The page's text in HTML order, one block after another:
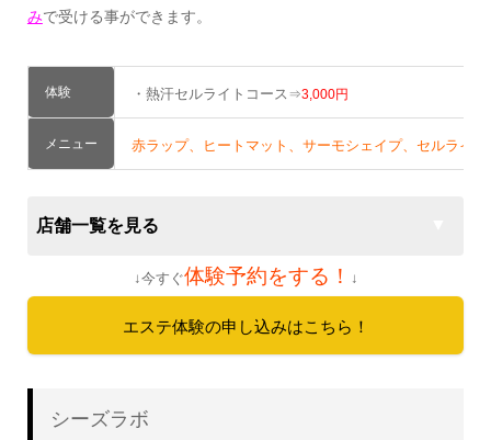
みで受ける事ができます。
体験 ・熱汗セルライトコース ⇒3,000円
メニュー 赤ラップ、ヒートマット、サーモシェイプ、セルライ
店舗一覧を見る
↓今すぐ体験予約をする！ ↓
エステ体験の申し込みはこちら！
シーズラボ